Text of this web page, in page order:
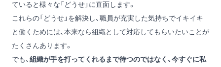
ていると様々な「どうせ」に直面します。
これらの「どうせ」を解決し、職員が充実した気持ちでイキイキ
と働くためには、本来なら組織として対応してもらいたいことが
たくさんあります。
でも、 組織が手を打ってくれるまで待つのではなく、今すぐに私